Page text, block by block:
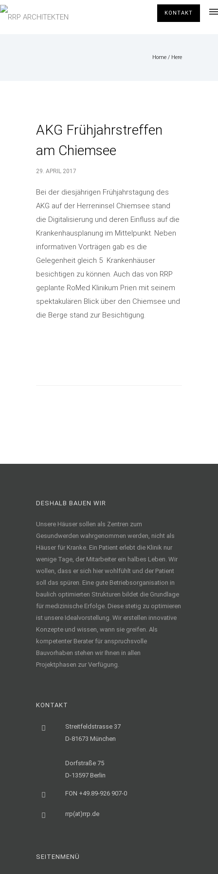
KONTAKT
Home / Here
AKG Frühjahrstreffen
am Chiemsee
29. APRIL 2017
Bei der diesjährigen Frühjahrstagung des
AKG auf der Herreninsel Chiemsee stand
die Digitalisierung und deren Einfluss auf die
Krankenhausplanung im Mittelpunkt. Neben
informativen Vorträgen gab es die
Gelegenheit gleich 5 Krankenhäuser
besichtigen zu können. Auch das von RRP
geplante RoMed Klinikum Prien mit seinem
spektakulären Blick über den Chiemsee und
die Berge stand zur Besichtigung.
DESHALB BAUEN WIR
Unsere Häuser sollen als Zentren zum
Gesundwerden wahrgenommen werden, nicht als
Häuser für Kranke. Ein Patient erlebt die Klinik nur
wenige Tage, der Mitarbeiter ein halbes Leben. Wir
wollen, dass er sich hier wohlfühlt und der Patient
soll das spüren. Eine gute Betriebsorganisation in
baulich optimierten Strukturen bildet die Grundlage
für medizinische Erfolge. Diese stetig zu optimieren
ist unsere Idealvorstellung. Wir erstellen innovative
Konzepte und wissen, wann sie greifen. Als
kompetenter Berater für anspruchsvolle
Bauvorhaben stehen wir Ihnen in allen
Projektphasen zur Verfügung.
KONTAKT
Streitfeldstrasse 37
D-81673 München
Dorfstraße 75
D-13597 Berlin
FON +49.89-926 907-0
rrp(at)rrp.de
SEITENMENÜ